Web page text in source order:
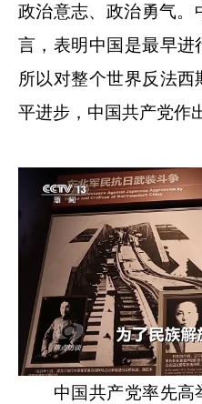
政治意志、政治勇气。
言，表明中国是最早进
所以对整个世界反法
平进步，中国共产党作
中国共产党率先高